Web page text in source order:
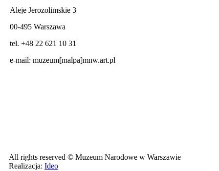
Aleje Jerozolimskie 3
00-495 Warszawa
tel. +48 22 621 10 31
e-mail: muzeum[malpa]mnw.art.pl
All rights reserved © Muzeum Narodowe w Warszawie
Realizacja: Ideo